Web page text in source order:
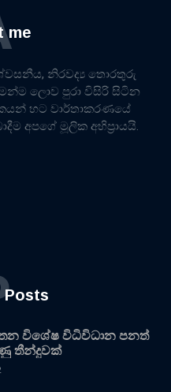
me
නිරවද්‍ය තොරතුරු
ලොව පුරා විසිරි සිටින
හට වාර්තාකරණයේ
අපගේ මූලික අභිප්‍රායයි.
Posts
විශේෂ විධිවිධාන පනත්
තීන්දුවක්